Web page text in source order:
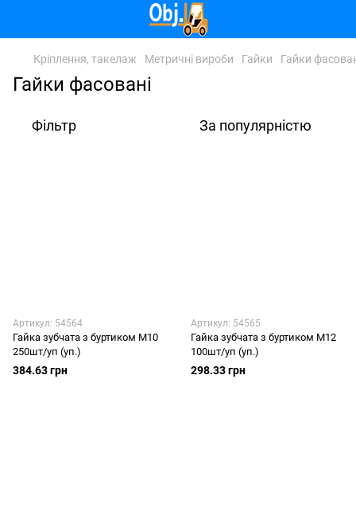
Кріплення, такелаж Метричні вироби Гайки Гайки
Гайки фасовані
Фільтр За популярністю
Артикул: 54564
Гайка зубчата з буртиком М10
250шт/уп (уп.)
384.63 грн
Артикул: 54565
Гайка зубчата з буртиком М12
100шт/уп (уп.)
298.33 грн